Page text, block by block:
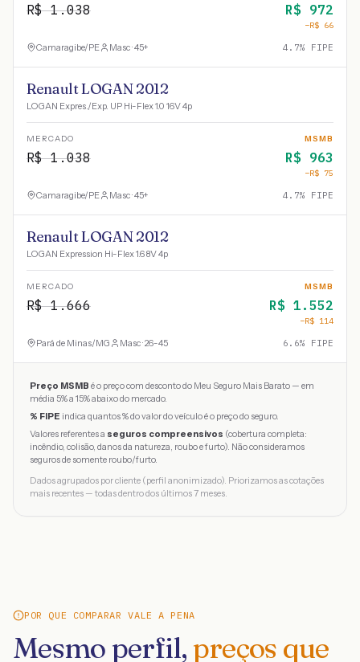
R$1.038 R$ 972
−R$ 66
Camaragibe/PE Masc · 45+ 4.7% FIPE
Renault LOGAN 2012
LOGAN Expres./Exp. UP Hi-Flex 1.0 16V 4p
MERCADO
R$1.038
MSMB
R$ 963
−R$ 75
Camaragibe/PE Masc · 45+ 4.7% FIPE
Renault LOGAN 2012
LOGAN Expression Hi-Flex 1.6 8V 4p
MERCADO
R$1.666
MSMB
R$ 1.552
−R$ 114
Pará de Minas/MG Masc · 26-45 6.6% FIPE
Preço MSMB é o preço com desconto do Meu Seguro Mais Barato — em
média 5% a 15% abaixo do mercado.
% FIPE indica quantos % do valor do veículo é o preço do seguro.
Valores referentes a seguros compreensivos (cobertura completa:
incêndio, colisão, danos da natureza, roubo e furto). Não consideramos
seguros de somente roubo/furto.
Dados agrupados por cliente (perfil anonimizado). Priorizamos as cotações
mais recentes — todas dentro dos últimos 7 meses.
POR QUE COMPARAR VALE A PENA
Mesmo perfil, preços que